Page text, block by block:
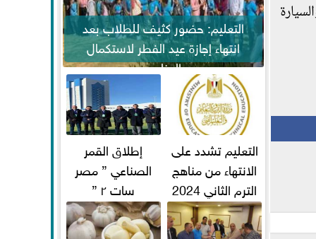
التعليم: حضور كثيف للطلاب بعد
انتهاء إجازة عيد الفطر لاستكمال
المناهج
التعليم تشدد على
الانتهاء من مناهج
الترم الثاني 2024
قبل الامتحانات
إطلاق القمر
الصناعي ” مصر
سات ٢ ”